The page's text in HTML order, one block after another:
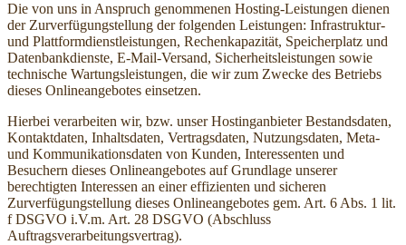
Die von uns in Anspruch genommenen Hosting-Leistungen dienen
der Zurverfügungstellung der folgenden Leistungen: Infrastruktur-
und Plattformdienstleistungen, Rechenkapazität, Speicherplatz und
Datenbankdienste, E-Mail-Versand, Sicherheitsleistungen sowie
technische Wartungsleistungen, die wir zum Zwecke des Betriebs
dieses Onlineangebotes einsetzen.
Hierbei verarbeiten wir, bzw. unser Hostinganbieter Bestandsdaten,
Kontaktdaten, Inhaltsdaten, Vertragsdaten, Nutzungsdaten, Meta-
und Kommunikationsdaten von Kunden, Interessenten und
Besuchern dieses Onlineangebotes auf Grundlage unserer
berechtigten Interessen an einer effizienten und sicheren
Zurverfügungstellung dieses Onlineangebotes gem. Art. 6 Abs. 1 lit.
f DSGVO i.V.m. Art. 28 DSGVO (Abschluss
Auftragsverarbeitungsvertrag).